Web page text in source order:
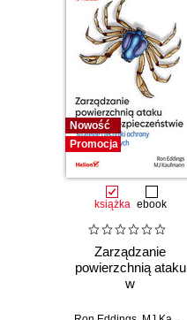
Nowość
Promocja
książka ebook
Zarządzanie
powierzchnią ataku
w
Strategie i techniki